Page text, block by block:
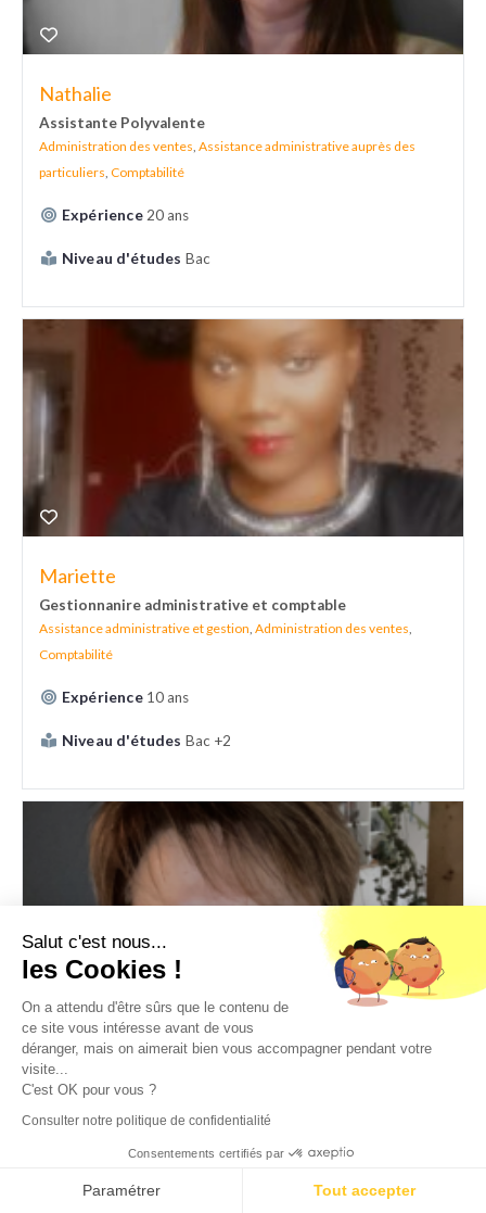
Nathalie
Assistante Polyvalente
Administration des ventes Assistance administrative auprès des
particuliers Comptabilité
Expérience 20 ans
Niveau d'études Bac
Mariette
Gestionnanire administrative et comptable
Assistance administrative et gestion, Administration des ventes,
Comptabilité
Expérience 10 ans
Niveau d'études Bac +2
Estelle
DAF à temps partagé - PME et international
Direction administration et finance
Expérience25 ans
Niveau d'études
Salut c'est nous...
les Cookies !
On a attendu d'être sûrs que le contenu de
ce site vous intéresse avant de vous
déranger, mais on aimerait bien vous accompagner pendant votre
visite...
C'est OK pour vous ?
Consulter notre politique de confidentialité
Consentements certifiés par
Paramétrer Tout accepter